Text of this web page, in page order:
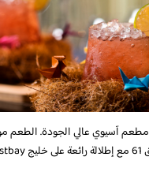
مطعم آسيوي عالي الجودة. الطعم